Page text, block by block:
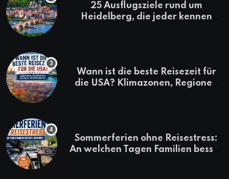
25 Ausflugsziele rund um
Heidelberg, die jeder kennen
Wann ist die beste Reisezeit für
die USA? Klimazonen, Regionen
Sommerferien ohne Reisestress:
An welchen Tagen Familien besser